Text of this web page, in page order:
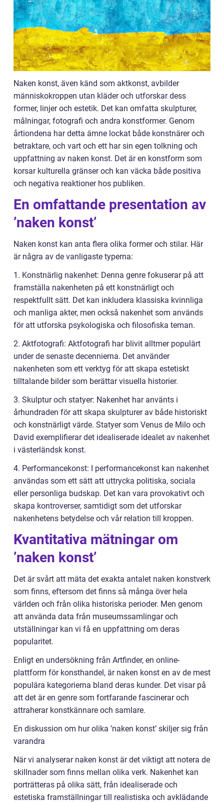
Naken konst, även känd som aktkonst, avbilder
människokroppen utan kläder och utforskar dess
former, linjer och estetik. Det kan omfatta skulpturer,
målningar, fotografi och andra konstformer. Genom
årtiondena har detta ämne lockat både konstnärer och
betraktare, och vart och ett har sin egen tolkning och
uppfattning av naken konst. Det är en konstform som
korsar kulturella gränser och kan väcka både positiva
och negativa reaktioner hos publiken.
En omfattande presentation av
’naken konst’
Naken konst kan anta flera olika former och stilar. Här
är några av de vanligaste typerna:
1. Konstnärlig nakenhet: Denna genre fokuserar på att
framställa nakenheten på ett konstnärligt och
respektfullt sätt. Det kan inkludera klassiska kvinnliga
och manliga akter, men också nakenhet som används
för att utforska psykologiska och filosofiska teman.
2. Aktfotografi: Aktfotografi har blivit alltmer populärt
under de senaste decennierna. Det använder
nakenheten som ett verktyg för att skapa estetiskt
tilltalande bilder som berättar visuella historier.
3. Skulptur och statyer: Nakenhet har använts i
århundraden för att skapa skulpturer av både historiskt
och konstnärligt värde. Statyer som Venus de Milo och
David exemplifierar det idealiserade idealet av nakenhet
i västerländsk konst.
4. Performancekonst: I performancekonst kan nakenhet
användas som ett sätt att uttrycka politiska, sociala
eller personliga budskap. Det kan vara provokativt och
skapa kontroverser, samtidigt som det utforskar
nakenhetens betydelse och vår relation till kroppen.
Kvantitativa mätningar om
’naken konst’
Det är svårt att mäta det exakta antalet naken konstverk
som finns, eftersom det finns så många över hela
världen och från olika historiska perioder. Men genom
att använda data från museumssamlingar och
utställningar kan vi få en uppfattning om deras
popularitet.
Enligt en undersökning från Artfinder, en online-
plattform för konsthandel, är naken konst en av de mest
populära kategorierna bland deras kunder. Det visar på
att det är en genre som fortfarande fascinerar och
attraherar konstkännare och samlare.
En diskussion om hur olika ’naken konst’ skiljer sig från
varandra
När vi analyserar naken konst är det viktigt att notera de
skillnader som finns mellan olika verk. Nakenhet kan
porträtteras på olika sätt, från idealiserade och
estetiska framställningar till realistiska och avklädande